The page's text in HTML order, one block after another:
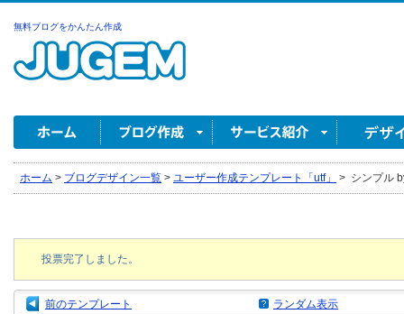
無料ブログをかんたん作成
ホーム > ブログデザイン一覧 > ユーザー作成テンプレート「utf」 > シンプル
投票完了しました。
前のテンプレート ランダム表示